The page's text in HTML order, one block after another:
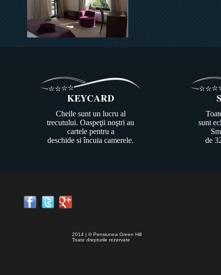
KEYCARD
Cheile sunt un lucru al
trecutului. Oaspeţii noştri au
cartele pentru a
deschide si încuia camerele.
sunt
de
2014 | © Pensiunea Green Hill
Toate drepturile rezervate